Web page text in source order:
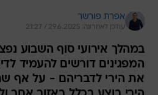
אפרת פורשר
עודכן לאחרונה: 29.6.2025 / 21:27
המפגינים דורשים להעמיד
את הירי לדבריהם - על אף